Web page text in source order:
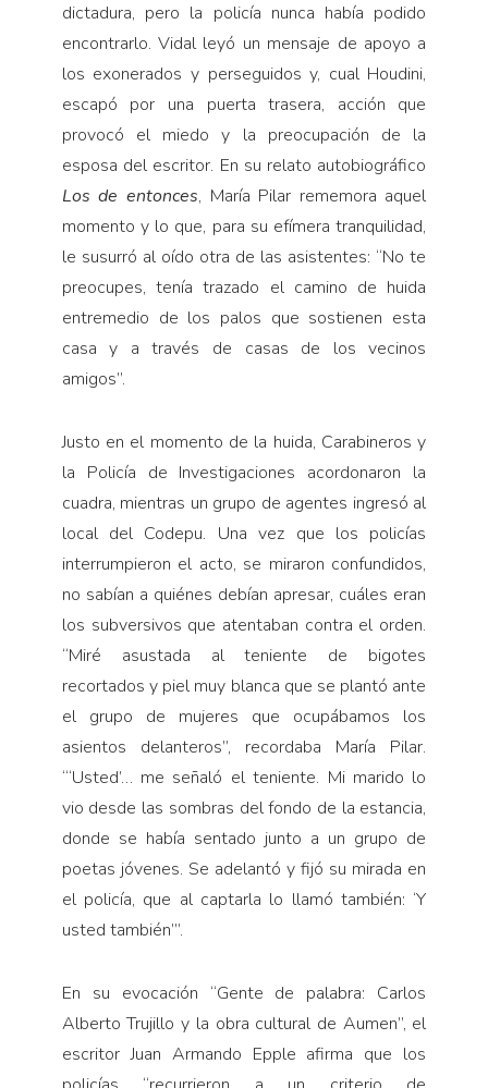
dictadura, pero la policía nunca había podido
encontrarlo. Vidal leyó un mensaje de apoyo a
los exonerados y perseguidos y, cual Houdini,
escapó por una puerta trasera, acción que
provocó el miedo y la preocupación de la
esposa del escritor. En su relato autobiográfico
Los de entonces, María Pilar rememora aquel
momento y lo que, para su efímera tranquilidad,
le susurró al oído otra de las asistentes: “No te
preocupes, tenía trazado el camino de huida
entremedio de los palos que sostienen esta
casa y a través de casas de los vecinos
amigos”.
Justo en el momento de la huida, Carabineros y
la Policía de Investigaciones acordonaron la
cuadra, mientras un grupo de agentes ingresó al
local del Codepu. Una vez que los policías
interrumpieron el acto, se miraron confundidos,
no sabían a quiénes debían apresar, cuáles eran
los subversivos que atentaban contra el orden.
“Miré asustada al teniente de bigotes
recortados y piel muy blanca que se plantó ante
el grupo de mujeres que ocupábamos los
asientos delanteros”, recordaba María Pilar.
“‘Usted’… me señaló el teniente. Mi marido lo
vio desde las sombras del fondo de la estancia,
donde se había sentado junto a un grupo de
poetas jóvenes. Se adelantó y fijó su mirada en
el policía, que al captarla lo llamó también: ‘Y
usted también’”.
En su evocación “Gente de palabra: Carlos
Alberto Trujillo y la obra cultural de Aumen”, el
escritor Juan Armando Epple afirma que los